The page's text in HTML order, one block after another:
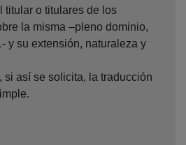
titular o titulares de los
la misma –pleno dominio,
y su extensión, naturaleza y
si así se solicita, la traducción